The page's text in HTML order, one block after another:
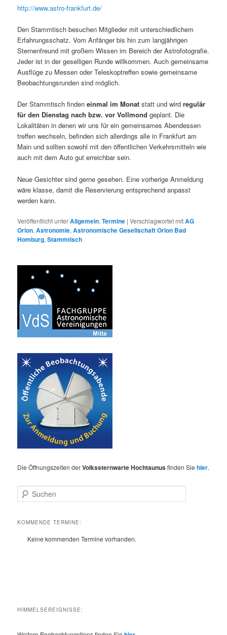
http://www.astro-frankfurt.de/
Den Stammtisch besuchen Mitglieder mit unterschiedlichem
Erfahrungsschatz. Vom Anfänger bis hin zum langjährigen
Sternenfreund mit großem Wissen im Bereich der Astrofotografie.
Jeder ist in der geselligen Runde willkommen. Auch gemeinsame
Ausflüge zu Messen oder Teleskoptreffen sowie gemeinsame
Beobachtungsrunden sind möglich.
Der Stammtisch findeneinmal im Monat statt und wirdregulär
für den Dienstag nach bzw. vor Vollmond geplant. Die
Lokalitäten in denen wir uns für ein gemeinsames Abendessen
treffen wechseln, befinden sich allerdings alle in Frankfurt am
Main und sollten sowohl mit den öffentlichen Verkehrsmitteln wie
auch mit dem Auto gut erreichbar sein.
Neue Gesichter sind gerne gesehen. Eine vorherige Anmeldung
wäre klasse, damit die Reservierung entsprechend anpasst
werden kann.
Veröffentlicht unterAllgemein,Termine |Verschlagwortet mitAG
Orion,Astronomie,Astronomische Gesellschaft Orion Bad
Homburg,Stammtisch
Die Öffnungszeiten derVolkssternwarte Hochtaunusfinden Siehier.
u
h
KOMMENDE TERMINE:
Keine kommenden Termine vorhanden.
HIMMELSEREIGNISSE: